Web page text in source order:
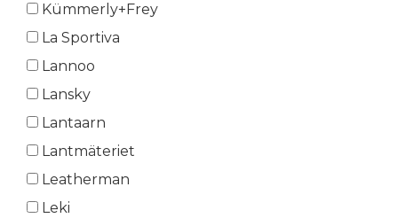
Kümmerly+Frey
La Sportiva
Lannoo
Lansky
Lantaarn
Lantmäteriet
Leatherman
Leki